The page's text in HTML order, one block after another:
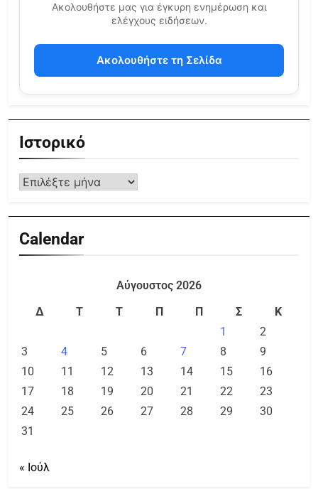
Ακολουθήστε μας για έγκυρη ενημέρωση και
ελέγχους ειδήσεων.
Ακολουθήστε τη Σελίδα
Ιστορικό
Calendar
Αύγουστος 2026
Δ
Τ Τ Π Π Σ
Κ
1
2
3
4 5 6 7 8
9
10
11 12 13 14 15
16
17
18 19 20 21 22
23
24
25 26 27 28 29
30
31
« Ιούλ